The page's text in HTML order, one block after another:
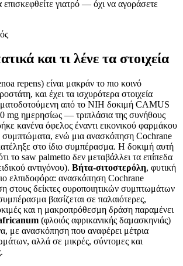
επισκεφθείτε γιατρό — όχι να αγοράσετε
και τι λένε τα στοιχεία
repens) είναι μακράν το πιο κοινό
και έχει τα ισχυρότερα στοιχεία
από το NIH δοκιμή CAMUS
mg ημερησίως — τριπλάσια της συνήθους
κανένα όφελος έναντι εικονικού φαρμάκου
συμπτώματα, ενώ μια ανασκόπηση Cochrane
στο ίδιο συμπέρασμα. Η δοκιμή αυτή
το saw palmetto δεν μεταβάλλει τα επίπεδα
αντιγόνου). Βήτα-σιτοστερόλη, φυτική
ελπιδοφόρα: ανασκόπηση Cochrane
στους δείκτες ουροποιητικών συμπτωμάτων
βασίζεται σε παλαιότερες,
και η μακροπρόθεσμη δράση παραμένει
(φλοιός αφρικανικής δαμασκηνιάς)
με ανασκόπηση που αναφέρει μέτρια
αλλά σε μικρές, σύντομες και